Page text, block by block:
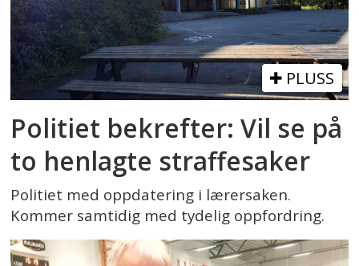
PLUSS
Politiet bekrefter: Vil se på
to henlagte straffesaker
Politiet med oppdatering i lærersaken.
Kommer samtidig med tydelig oppfordring.